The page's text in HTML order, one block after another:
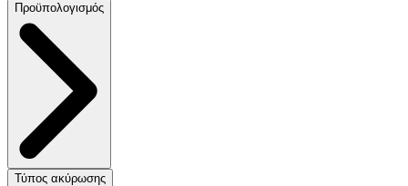
Προϋπολογισμός
Τύπος ακύρωσης